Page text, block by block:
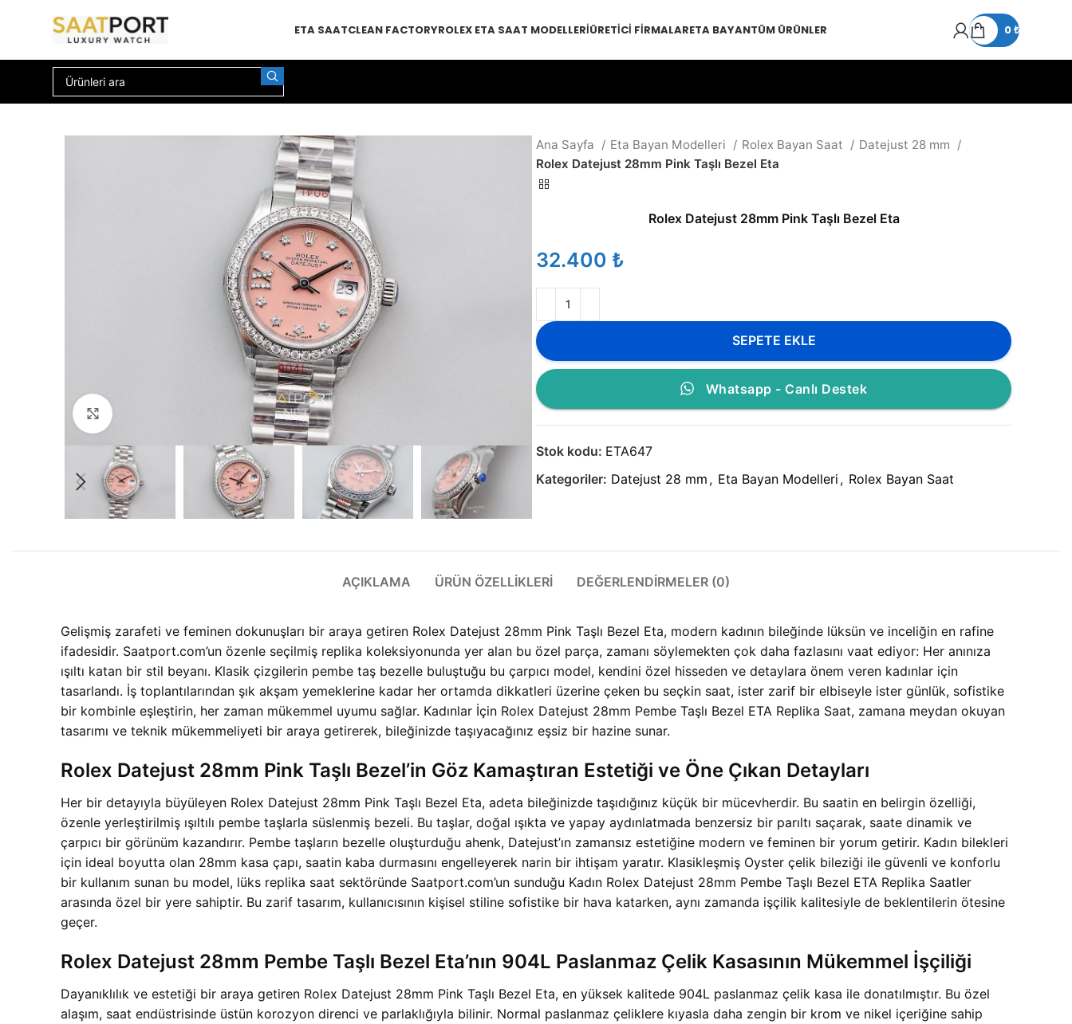
ETA SAATCLEAN FACTORYROLEX ETA SAAT MODELLERIÜRETICI FIRMALARETA BAYANTÜM ÜRÜNLER 0₺
Ana Sayfa Eta Bayan Modelleri Rolex Bayan Saat
Datejust 28 mm
Rolex Datejust 28mm Pink Taşlı Bezel Eta
Rolex Datejust 28mm Pink Taşlı Bezel Eta
₺
SEPETE EKLE
Whatsapp - Canlı Destek
Stok kodu: ETA647
Kategoriler: Datejust 28 mm , Eta Bayan Modelleri , Rolex Bayan Saat
AÇIKLAMA ÜRÜN ÖZELLIKLERI DEĞERLENDIRMELER (0)
Gelişmiş zarafeti ve feminen dokunuşları bir araya getiren Rolex Datejust 28mm Pink Taşlı Bezel Eta, modern kadının bileğinde lüksün ve inceliğin en rafine
ifadesidir. Saatport.com’un özenle seçilmiş replika koleksiyonunda yer alan bu özel parça, zamanı söylemekten çok daha fazlasını vaat ediyor: Her anınıza
ışıltı katan bir stil beyanı. Klasik çizgilerin pembe taş bezelle buluştuğu bu çarpıcı model, kendini özel hisseden ve detaylara önem veren kadınlar için
tasarlandı. İş toplantılarından şık akşam yemeklerine kadar her ortamda dikkatleri üzerine çeken bu seçkin saat, ister zarif bir elbiseyle ister günlük, sofistike
bir kombinle eşleştirin, her zaman mükemmel uyumu sağlar. Kadınlar İçin Rolex Datejust 28mm Pembe Taşlı Bezel ETA Replika Saat, zamana meydan okuyan
tasarımı ve teknik mükemmeliyeti bir araya getirerek, bileğinizde taşıyacağınız eşsiz bir hazine sunar.
Rolex Datejust 28mm Pink Taşlı Bezel’in Göz Kamaştıran Estetiği ve Öne Çıkan Detayları
Her bir detayıyla büyüleyen Rolex Datejust 28mm Pink Taşlı Bezel Eta, adeta bileğinizde taşıdığınız küçük bir mücevherdir. Bu saatin en belirgin özelliği,
özenle yerleştirilmiş ışıltılı pembe taşlarla süslenmiş bezeli. Bu taşlar, doğal ışıkta ve yapay aydınlatmada benzersiz bir parıltı saçarak, saate dinamik ve
çarpıcı bir görünüm kazandırır. Pembe taşların bezelle oluşturduğu ahenk, Datejust’ın zamansız estetiğine modern ve feminen bir yorum getirir. Kadın bilekleri
için ideal boyutta olan 28mm kasa çapı, saatin kaba durmasını engelleyerek narin bir ihtişam yaratır. Klasikleşmiş Oyster çelik bileziği ile güvenli ve konforlu
bir kullanım sunan bu model, lüks replika saat sektöründe Saatport.com’un sunduğu Kadın Rolex Datejust 28mm Pembe Taşlı Bezel ETA Replika Saatler
arasında özel bir yere sahiptir. Bu zarif tasarım, kullanıcısının kişisel stiline sofistike bir hava katarken, aynı zamanda işçilik kalitesiyle de beklentilerin ötesine
geçer.
Rolex Datejust 28mm Pembe Taşlı Bezel Eta’nın 904L Paslanmaz Çelik Kasasının Mükemmel İşçiliği
Dayanıklılık ve estetiği bir araya getiren Rolex Datejust 28mm Pink Taşlı Bezel Eta, en yüksek kalitede 904L paslanmaz çelik kasa ile donatılmıştır. Bu özel
alaşım, saat endüstrisinde üstün korozyon direnci ve parlaklığıyla bilinir. Normal paslanmaz çeliklere kıyasla daha zengin bir krom ve nikel içeriğine sahip